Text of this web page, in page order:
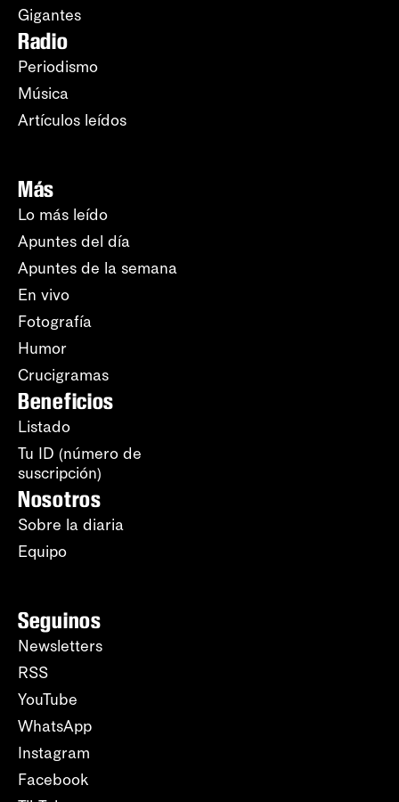
Gigantes
Radio
Periodismo
Música
Artículos leídos
Más
Lo más leído
Apuntes del día
Apuntes de la semana
En vivo
Fotografía
Humor
Crucigramas
Beneficios
Listado
Tu ID (número de
suscripción)
Nosotros
Sobre la diaria
Equipo
Seguinos
Newsletters
RSS
YouTube
WhatsApp
Instagram
Facebook